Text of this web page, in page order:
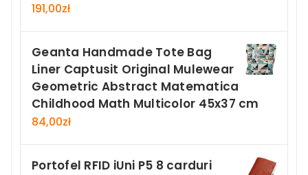
191,00zł
Geanta Handmade Tote Bag
Liner Captusit Original Mulewear
Geometric Abstract Matematica
Childhood Math Multicolor 45x37 cm
84,00zł
Portofel RFID iUni P5 8 carduri